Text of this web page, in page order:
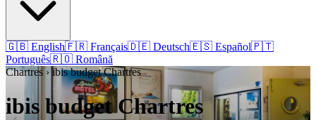
🇬🇧 English🇫🇷 Français🇩🇪 Deutsch🇪🇸 Español🇵🇹
Português🇷🇴 Română
Chartres › ibis budget Chartres
ibis budget Chartres